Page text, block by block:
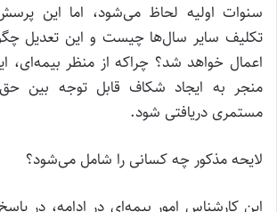
سنوات اولیه لحاظ می‌شود، اما این
تکلیف سایر سال‌ها چیست و این تعدیل
اعمال خواهد شد؟ چراکه از منظر بیمه‌ای،
منجر به ایجاد شکاف قابل توجه بین
مستمری دریافتی شود.
لایحه مذکور چه کسانی را شامل می‌شود؟
این کارشناس امور بیمه‌ای در ادامه، در